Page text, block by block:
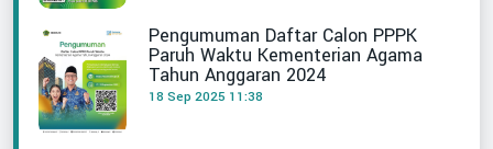
Pengumuman Daftar Calon PPPK
Paruh Waktu Kementerian Agama
Tahun Anggaran 2024
18 Sep 2025 11:38